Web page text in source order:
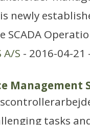
newly
SCADA
A/S - 2016-04-21
Management
tasks